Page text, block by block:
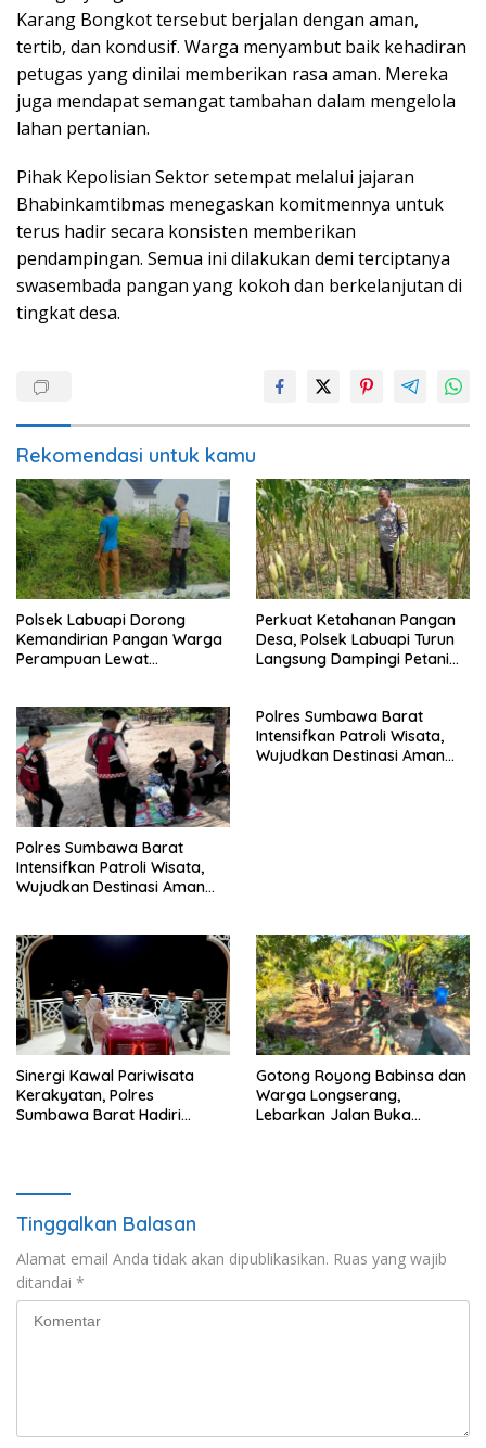
Karang Bongkot tersebut berjalan dengan aman,
tertib, dan kondusif. Warga menyambut baik kehadiran
petugas yang dinilai memberikan rasa aman. Mereka
juga mendapat semangat tambahan dalam mengelola
lahan pertanian.
Pihak Kepolisian Sektor setempat melalui jajaran
Bhabinkamtibmas menegaskan komitmennya untuk
terus hadir secara konsisten memberikan
pendampingan. Semua ini dilakukan demi terciptanya
swasembada pangan yang kokoh dan berkelanjutan di
tingkat desa.
Rekomendasi untuk kamu
Polsek Labuapi Dorong
Kemandirian Pangan Warga
Perampuan Lewat
Perkuat Ketahanan Pangan
Desa, Polsek Labuapi Turun
Langsung Dampingi Petani
Polres Sumbawa Barat
Intensifkan Patroli Wisata,
Wujudkan Destinasi Aman
Polres Sumbawa Barat
Intensifkan Patroli Wisata,
Wujudkan Destinasi Aman
Sinergi Kawal Pariwisata
Kerakyatan, Polres
Sumbawa Barat Hadiri
Suntuk”
Gotong Royong Babinsa dan
Warga Longserang,
Lebarkan Jalan Buka
Tinggalkan Balasan
Alamat email Anda tidak akan dipublikasikan. Ruas yang wajib
ditandai *